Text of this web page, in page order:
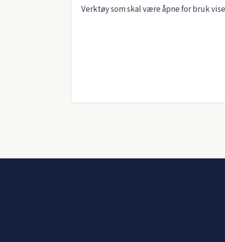
Verktøy som skal være åpne for bruk